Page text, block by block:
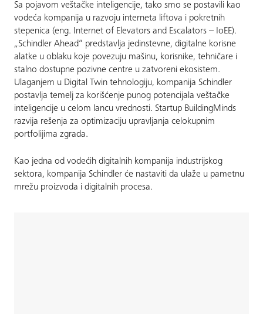
Sa pojavom veštačke inteligencije, tako smo se postavili kao
vodeća kompanija u razvoju interneta liftova i pokretnih
stepenica (eng. Internet of Elevators and Escalators – IoEE).
„Schindler Ahead“ predstavlja jedinstevne, digitalne korisne
alatke u oblaku koje povezuju mašinu, korisnike, tehničare i
stalno dostupne pozivne centre u zatvoreni ekosistem.
Ulaganjem u Digital Twin tehnologiju, kompanija Schindler
postavlja temelj za korišćenje punog potencijala veštačke
inteligencije u celom lancu vrednosti. Startup BuildingMinds
razvija rešenja za optimizaciju upravljanja celokupnim
portfolijima zgrada.
Kao jedna od vodećih digitalnih kompanija industrijskog
sektora, kompanija Schindler će nastaviti da ulaže u pametnu
mrežu proizvoda i digitalnih procesa.